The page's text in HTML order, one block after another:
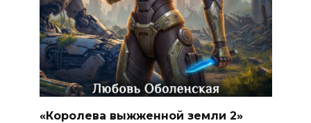
«Королева выжженной земли 2»